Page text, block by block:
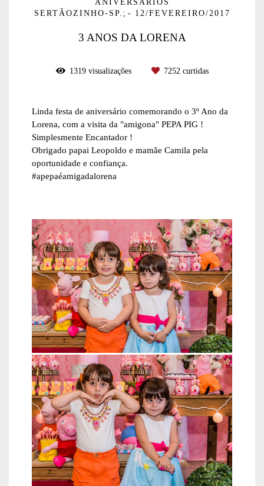
ANIVERSÁRIOS
SERTÃOZINHO-SP.;
12/FEVEREIRO/2017
3 ANOS DA LORENA
1319visualizações 7252 curtidas
Linda festa de aniversário comemorando o 3º Ano da
Lorena, com a visita da "amigona" PEPA PIG !
Simplesmente Encantador !
Obrigado papai Leopoldo e mamãe Camila pela
oportunidade e confiança.
#apepaéamigadalorena